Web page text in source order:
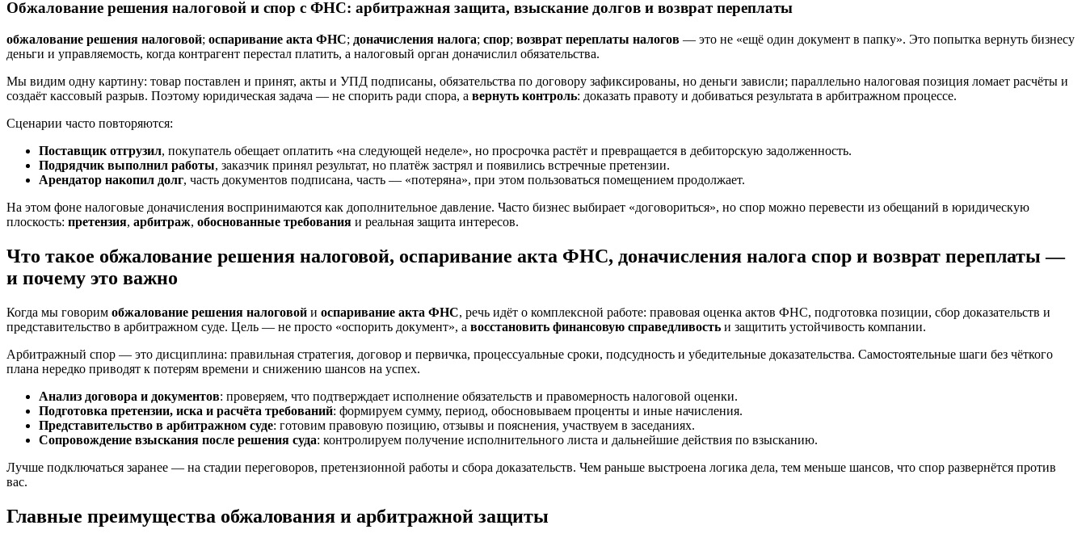
Обжалование решения налоговой и спор с ФНС: арбитражная защита, взыскание долгов и возврат переплаты
обжалование решения налоговой; оспаривание акта ФНС; доначисления налога; спор; возврат переплаты налогов — это не «ещё один документ в папку». Это попытка вернуть бизнесу
деньги и управляемость, когда контрагент перестал платить, а налоговый орган доначислил обязательства.
Мы видим одну картину: товар поставлен и принят, акты и УПД подписаны, обязательства по договору зафиксированы, но деньги зависли; параллельно налоговая позиция ломает расчёты и
создаёт кассовый разрыв. Поэтому юридическая задача — не спорить ради спора, а вернуть контроль: доказать правоту и добиваться результата в арбитражном процессе.
Сценарии часто повторяются:
Поставщик отгрузил, покупатель обещает оплатить «на следующей неделе», но просрочка растёт и превращается в дебиторскую задолженность.
Подрядчик выполнил работы, заказчик принял результат, но платёж застрял и появились встречные претензии.
Арендатор накопил долг, часть документов подписана, часть — «потеряна», при этом пользоваться помещением продолжает.
На этом фоне налоговые доначисления воспринимаются как дополнительное давление. Часто бизнес выбирает «договориться», но спор можно перевести из обещаний в юридическую
плоскость: претензия, арбитраж, обоснованные требования и реальная защита интересов.
Что такое обжалование решения налоговой, оспаривание акта ФНС, доначисления налога спор и возврат переплаты —
и почему это важно
Когда мы говорим обжалование решения налоговой и оспаривание акта ФНС, речь идёт о комплексной работе: правовая оценка актов ФНС, подготовка позиции, сбор доказательств и
представительство в арбитражном суде. Цель — не просто «оспорить документ», а восстановить финансовую справедливость и защитить устойчивость компании.
Арбитражный спор — это дисциплина: правильная стратегия, договор и первичка, процессуальные сроки, подсудность и убедительные доказательства. Самостоятельные шаги без чёткого
плана нередко приводят к потерям времени и снижению шансов на успех.
Анализ договора и документов: проверяем, что подтверждает исполнение обязательств и правомерность налоговой оценки.
Подготовка претензии, иска и расчёта требований: формируем сумму, период, обосновываем проценты и иные начисления.
Представительство в арбитражном суде: готовим правовую позицию, отзывы и пояснения, участвуем в заседаниях.
Сопровождение взыскания после решения суда: контролируем получение исполнительного листа и дальнейшие действия по взысканию.
Лучше подключаться заранее — на стадии переговоров, претензионной работы и сбора доказательств. Чем раньше выстроена логика дела, тем меньше шансов, что спор развернётся против
вас.
Главные преимущества обжалования и арбитражной защиты